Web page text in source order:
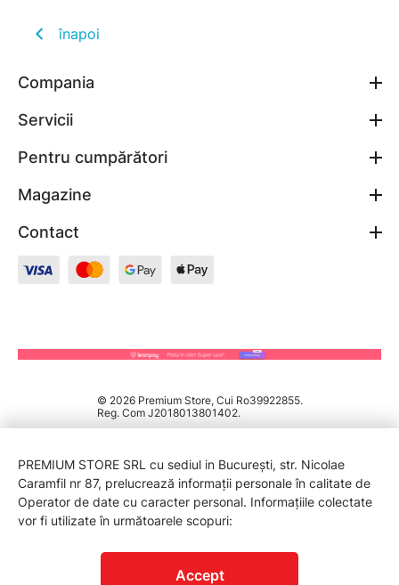
înapoi
Compania
Servicii
Pentru cumpărători
Magazine
Contact
© 2026 Premium Store, Cui Ro39922855.
Reg. Com J2018013801402.
PREMIUM STORE SRL cu sediul in București, str. Nicolae
Caramfil nr 87, prelucrează informații personale în calitate de
Operator de date cu caracter personal. Informațiile colectate
vor fi utilizate în următoarele scopuri:
Accept